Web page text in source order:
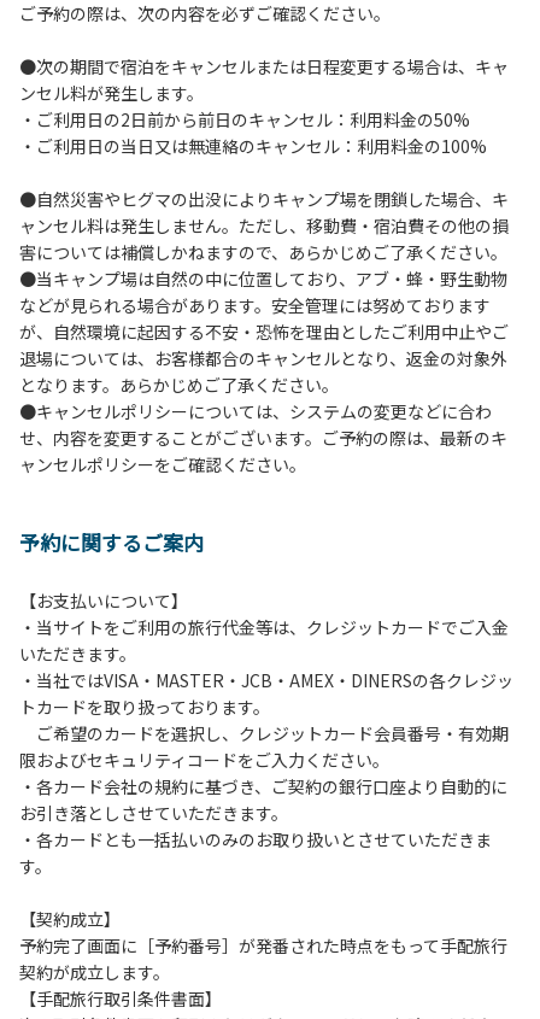
４.午後10時以降の花火の使用は禁止です。
使用、夜間の大声での談笑等）や他人に嫌悪感を与えるよう
な行為はお止めください。
６.芝生や地面での直火による焚き火、BBQ、キャンプファ
イヤーは禁止します。
台の利用後は炭の鎮火の確認をお願いいたします。
８.バンガローの芝生にはテントは張らないでください。（タ
ープは１つまで可）
９.各自で出されましたゴミは全てお持ち帰りください。（使
用済みの炭は専用の捨て場に捨てられます。）
10.施設内および駐車場などで起きた金品等の盗難、ご利用
者間でのトラブルで生じた損害に対しては、一切の責任を負
いかねます。
11.施設の利用については管理人の指示に従ってください。従
わない場合は退場していただき、今後の利用をお断りする場
合があります。
ご予約の際は、次の内容を必ずご確認ください。
●次の期間で宿泊をキャンセルまたは日程変更する場合は、キャ
ンセル料が発生します。
・ご利用日の2日前から前日のキャンセル：利用料金の50%
・ご利用日の当日又は無連絡のキャンセル：利用料金の100%
●自然災害やヒグマの出没によりキャンプ場を閉鎖した場合、キ
ャンセル料は発生しません。ただし、移動費・宿泊費その他の損
害については補償しかねますので、あらかじめご了承ください。
●当キャンプ場は自然の中に位置しており、アブ・蜂・野生動物
などが見られる場合があります。安全管理には努めております
が、自然環境に起因する不安・恐怖を理由としたご利用中止やご
退場については、お客様都合のキャンセルとなり、返金の対象外
となります。あらかじめご了承ください。
●キャンセルポリシーについては、システムの変更などに合わ
せ、内容を変更することがございます。ご予約の際は、最新のキ
ャンセルポリシーをご確認ください。
予約に関するご案内
【お支払いについて】
・当サイトをご利用の旅行代金等は、クレジットカードでご入金
いただきます。
・当社ではVISA・MASTER・JCB・AMEX・DINERSの各クレジッ
トカードを取り扱っております。
ご希望のカードを選択し、クレジットカード会員番号・有効期
限およびセキュリティコードをご入力ください。
・各カード会社の規約に基づき、ご契約の銀行口座より自動的に
お引き落としさせていただきます。
・各カードとも一括払いのみのお取り扱いとさせていただきま
す。
【契約成立】
予約完了画面に［予約番号］が発番された時点をもって手配旅行
契約が成立します。
【手配旅行取引条件書面】